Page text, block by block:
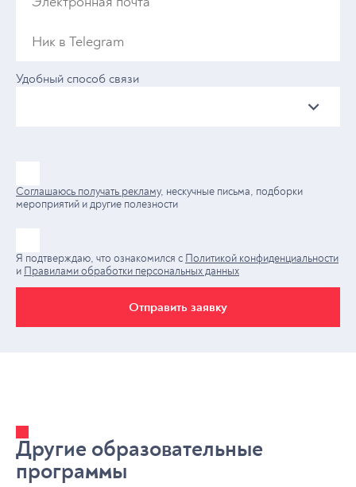
Удобный способ связи
Соглашаюсь получать рекламу, нескучные письма, подборки
мероприятий и другие полезности
Я подтверждаю, что ознакомился с Политикой конфиденциальности
и Правилами обработки персональных данных
Отправить заявку
Другие образовательные
программы